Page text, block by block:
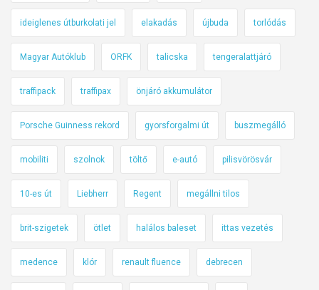
ideiglenes útburkolati jel elakadás újbuda torlódás
Magyar Autóklub ORFK talicska tengeralattjáró
traffipack traffipax önjáró akkumulátor
Porsche Guinness rekord gyorsforgalmi út buszmegálló
mobiliti szolnok töltő e-autó pilisvörösvár
10-es út Liebherr Regent megállni tilos
brit-szigetek ötlet halálos baleset ittas vezetés
medence klór renault fluence debrecen